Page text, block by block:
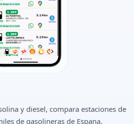
y diesel, compara estaciones de
de gasolineras de Espana,